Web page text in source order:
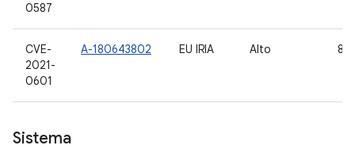
0587
CVE-
2021-
0601
A-180643802 EU IRIA Alto
Sistema